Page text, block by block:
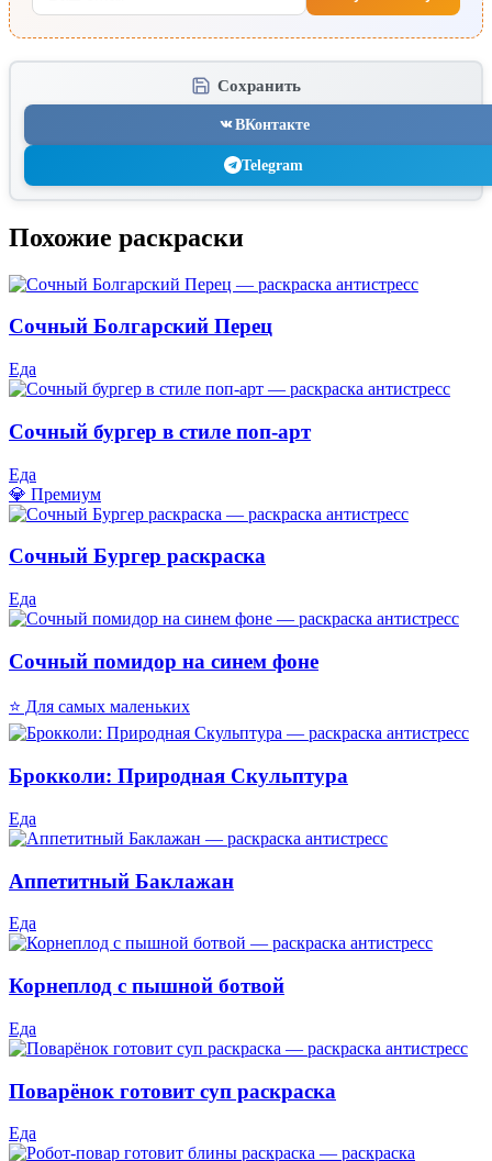
Сохранить
ВКонтакте
Telegram
Похожие раскраски
Сочный Болгарский Перец
Еда
Сочный бургер в стиле поп-арт
Еда
💎 Премиум
Сочный Бургер раскраска
Еда
Сочный помидор на синем фоне
⭐ Для самых маленьких
Брокколи: Природная Скульптура
Еда
Аппетитный Баклажан
Еда
Корнеплод с пышной ботвой
Еда
Поварёнок готовит суп раскраска
Еда